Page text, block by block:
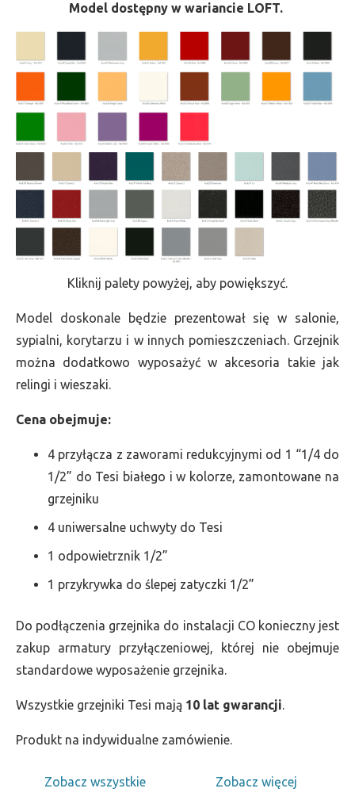
Model dostępny w wariancie LOFT.
Kliknij palety powyżej, aby powiększyć.
Model doskonale będzie prezentował się w salonie,
sypialni, korytarzu i w innych pomieszczeniach. Grzejnik
można dodatkowo wyposażyć w akcesoria takie jak
relingi i wieszaki.
Cena obejmuje:
4 przyłącza z zaworami redukcyjnymi od 1 “1/4 do
1/2” do Tesi białego i w kolorze, zamontowane na
grzejniku
4 uniwersalne uchwyty do Tesi
1 odpowietrznik 1/2”
1 przykrywka do ślepej zatyczki 1/2”
Do podłączenia grzejnika do instalacji CO konieczny jest
zakup armatury przyłączeniowej, której nie obejmuje
standardowe wyposażenie grzejnika.
Wszystkie grzejniki Tesi mają 10 lat gwarancji.
Produkt na indywidualne zamówienie.
Zobacz wszystkie
Zobacz więcej